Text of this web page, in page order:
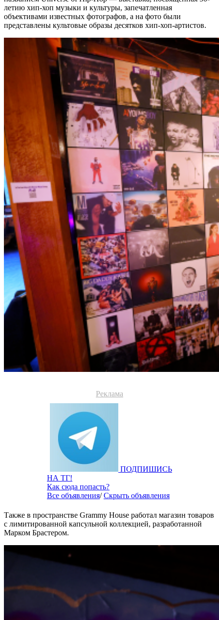
летию хип-хоп музыки и культуры, запечатленная
объективами известных фотографов, а на фото были
представлены культовые образы десятков хип-хоп-артистов.
Реклама
ПОДПИШИСЬ
НА ТГ!
Как сюда попасть?
Все объявления/Скрыть объявления
Также в пространстве Grammy House работал магазин товаров
с лимитированной капсульной коллекцией, разработанной
Марком Брастером.